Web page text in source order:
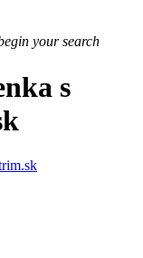
your search
s